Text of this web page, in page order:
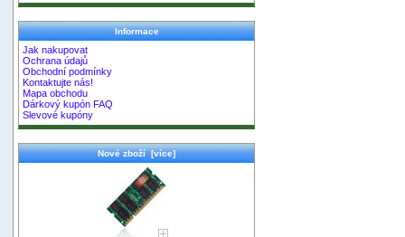
Informace
Jak nakupovat
Ochrana údajů
Obchodní podmínky
Kontaktujte nás!
Mapa obchodu
Dárkový kupón FAQ
Slevové kupóny
Nové zboží [více]